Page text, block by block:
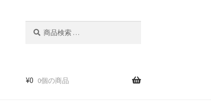
¥0 0個の商品